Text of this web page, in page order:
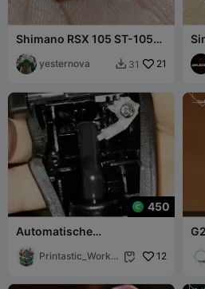
Shimano RSX 105 ST-1050
ST-1055 Rembus
yesternova  31 21
450
Automatische
Printastic_Works
 12